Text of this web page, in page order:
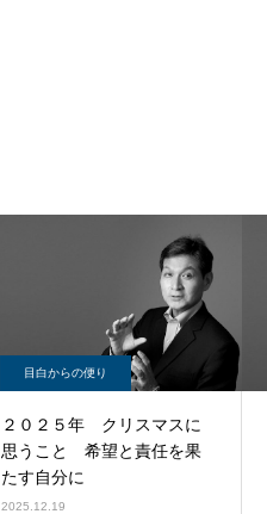
目白からの便り
２０２５年 クリスマスに
思うこと 希望と責任を果
たす自分に
2025.12.19